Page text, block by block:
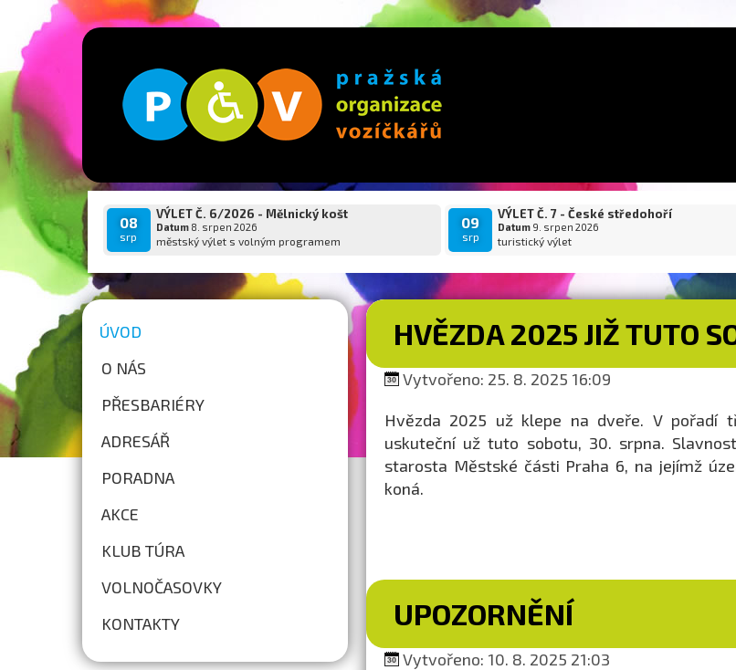
08
srp
VÝLET Č. 6/2026 - Mělnický košt
Datum8. srpen 2026
městský výlet s volným programem
09
srp
VÝLET Č. 7 - České středohoří
Datum 9. srpen 2026
turistický výlet
ÚVOD
O NÁS
PŘESBARIÉRY
ADRESÁŘ
PORADNA
AKCE
KLUB TÚRA
VOLNOČASOVKY
KONTAKTY
HVĚZDA 2025 JIŽ TUTO
Vytvořeno: 25. 8. 2025 16:09
Hvězda 2025 už klepe na dveře. V pořadí
uskuteční už tuto sobotu, 30. srpna.
starosta Městské části Praha 6, na jejímž
koná.
UPOZORNĚNÍ
Vytvořeno: 10. 8. 2025 21:03